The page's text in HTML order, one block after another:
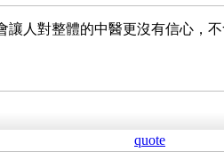
人對整體的中醫更沒有信心，
quote